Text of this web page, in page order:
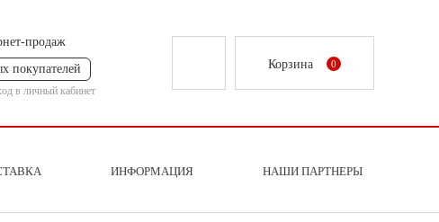
продаж
покупателей
в личный кабинет
Корзина 0
ИНФОРМАЦИЯ НАШИ ПАРТНЕРЫ